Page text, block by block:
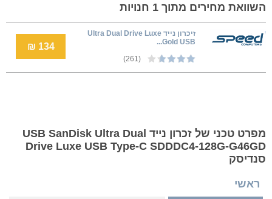
השוואת מחירים מתוך 1 חנויות
זיכרון נייד Ultra Dual Drive Luxe
Gold USB...
(261)
134 ₪
מפרט טכני של זכרון נייד USB SanDisk Ultra Dual
Drive Luxe USB Type-C SDDDC4-128G-G46GD
סנדיסק
ראשי